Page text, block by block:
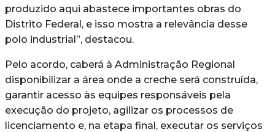
produzido aqui abastece importantes obras do
Distrito Federal, e isso mostra a relevância desse
polo industrial”, destacou.
Pelo acordo, caberá à Administração Regional
disponibilizar a área onde a creche será construída,
garantir acesso às equipes responsáveis pela
execução do projeto, agilizar os processos de
licenciamento e, na etapa final, executar os serviços